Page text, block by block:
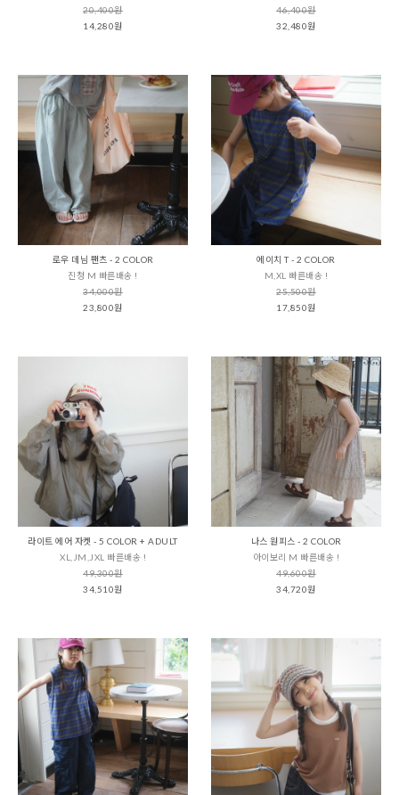
20,400원
14,280원
46,400원
32,480원
로우 데님 팬츠 - 2 COLOR
진청 M 빠른배송 !
34,000원
23,800원
에이치 T - 2 COLOR
M,XL 빠른배송 !
25,500원
17,850원
라이트 에어 자켓 - 5 COLOR + ADULT
XL,JM,JXL 빠른배송 !
49,300원
34,510원
나스 원피스 - 2 COLOR
아이보리 M 빠른배송 !
49,600원
34,720원